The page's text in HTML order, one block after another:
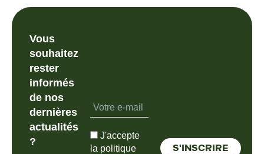
Vous
souhaitez
rester
informés
de nos
dernières
actualités
?
J'accepte
la politique